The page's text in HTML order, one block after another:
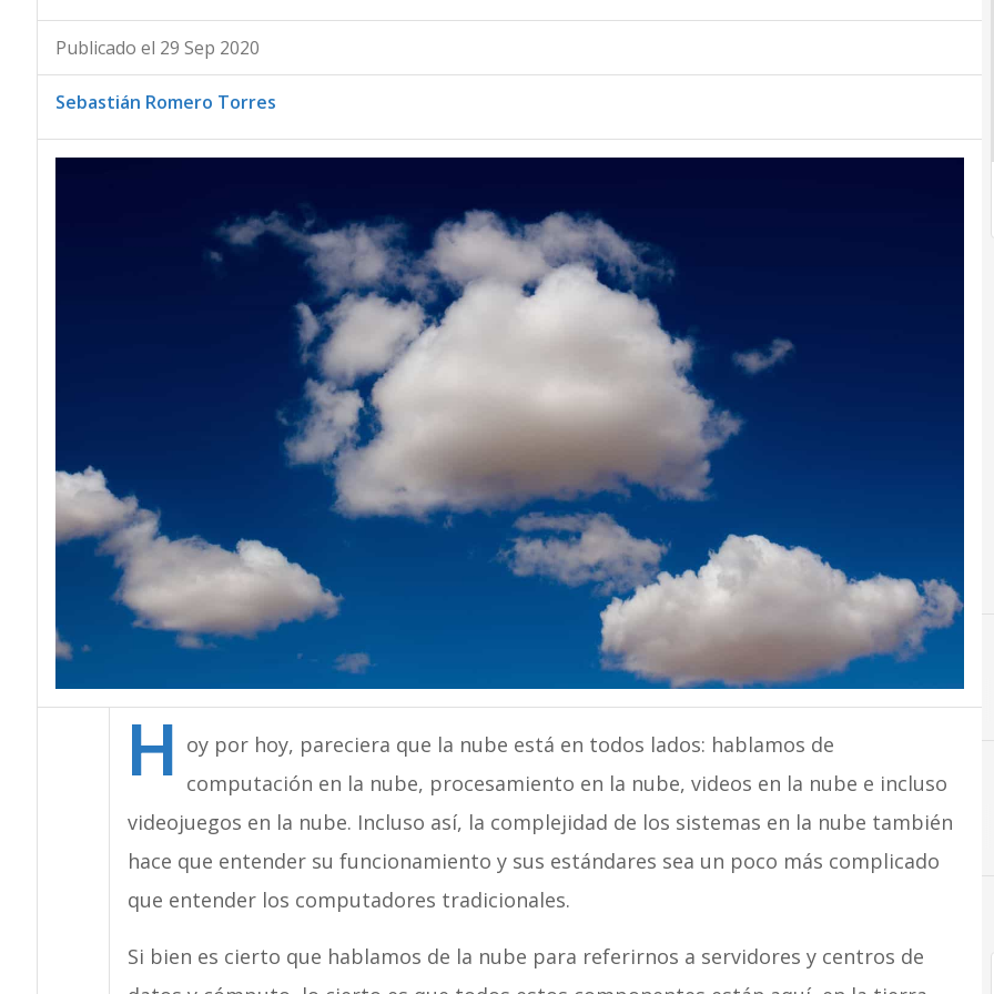
Publicado el 29 Sep 2020
Sebastián Romero Torres
H oy por hoy, pareciera que la nube está en todos lados: hablamos de
computación en la nube, procesamiento en la nube, videos en la nube e incluso
videojuegos en la nube. Incluso así, la complejidad de los sistemas en la nube también
hace que entender su funcionamiento y sus estándares sea un poco más complicado
que entender los computadores tradicionales.
Si bien es cierto que hablamos de la nube para referirnos a servidores y centros de
A
AMD
Ciberseguridad